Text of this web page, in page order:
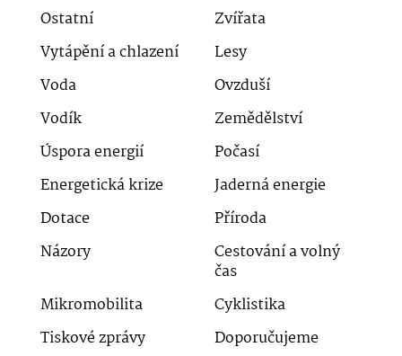
Ostatní
Zvířata
Vytápění a chlazení
Lesy
Voda
Ovzduší
Vodík
Zemědělství
Úspora energií
Počasí
Energetická krize
Jaderná energie
Dotace
Příroda
Názory
Cestování a volný
čas
Mikromobilita
Cyklistika
Tiskové zprávy
Doporučujeme